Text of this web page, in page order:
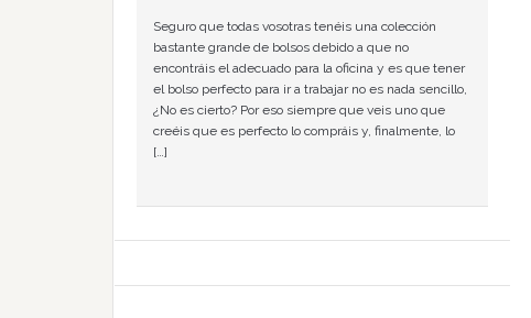
Seguro que todas vosotras tenéis una colección
bastante grande de bolsos debido a que no
encontráis el adecuado para la oficina y es que tener
el bolso perfecto para ir a trabajar no es nada sencillo,
¿No es cierto? Por eso siempre que veis uno que
creéis que es perfecto lo compráis y, finalmente, lo
[…]